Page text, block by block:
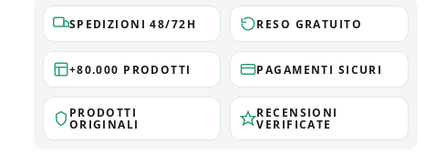
SPEDIZIONI 48/72H RESO GRATUITO
+80.000 PRODOTTI PAGAMENTI SICURI
PRODOTTI
ORIGINALI
RECENSIONI
VERIFICATE